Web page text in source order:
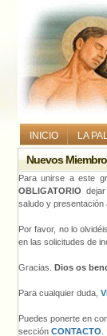
INICIO LA
Nuevos
Para unirse a este
OBLIGATORIO
saludo y presentación
Por favor, no lo
en las solicitudes de
Gracias. Dios os
Para cualquier duda,
Puedes ponerte en
sección CONTACTO